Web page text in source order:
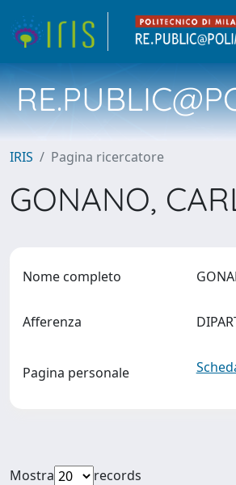
IRIS Pagina ricercatore
GONANO,
Nome completo
Afferenza
Pagina personale
Mostra
records